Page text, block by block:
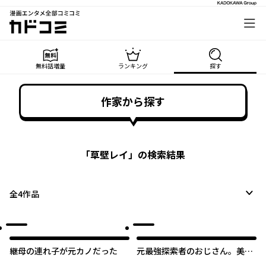
漫画エンタメ全部コミコミ
カドコミ
無料話増量 ランキング 探す
作家から探す
「草壁レイ」の検索結果
全4作品
継母の連れ子が元カノだった
元最強探索者のおじさん。美少